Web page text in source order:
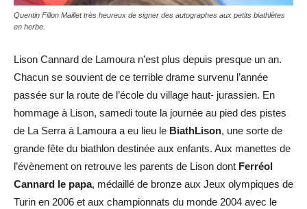
Quentin Fillon Maillet très heureux de signer des autographes aux petits biathlètes
en herbe.
Lison Cannard de Lamoura n’est plus depuis presque un an.
Chacun se souvient de ce terrible drame survenu l’année
passée sur la route de l’école du village haut- jurassien. En
hommage à Lison, samedi toute la journée au pied des pistes
de La Serra à Lamoura a eu lieu le BiathLison, une sorte de
grande fête du biathlon destinée aux enfants. Aux manettes de
l’évènement on retrouve les parents de Lison dont Ferréol
Cannard le papa, médaillé de bronze aux Jeux olympiques de
Turin en 2006 et aux championnats du monde 2004 avec le